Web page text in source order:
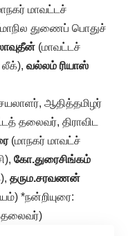
மாவட்டச்
துணைப் பொதுச்
(மாவட்டச்
வல்லம் ரியாஸ்
ஆதித்தமிழர்
தலைவர், திராவிட
(மாநகர் மாவட்ச்
கோ.துரைசிங்கம்
தரும.சரவணன்
*நன்றியுரை: